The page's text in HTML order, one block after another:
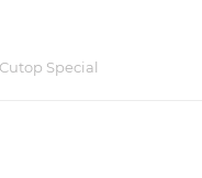
Special